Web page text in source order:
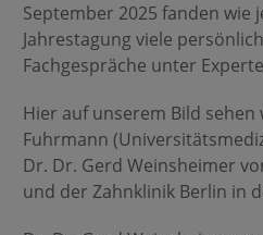
September 2025 fanden wie
Jahrestagung viele
Fachgespräche unter
Hier auf unserem Bild
Fuhrmann
Dr. Dr. Gerd Weinsheimer
und der Zahnklinik Berlin in